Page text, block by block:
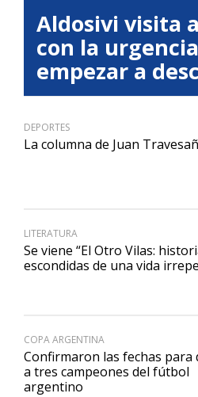
Aldosivi visita
con la
empezar a
DEPORTES
La columna de Juan
LITERATURA
Se viene “El Otro Vilas:
escondidas de una vida
COPA ARGENTINA
Confirmaron las fechas para
a tres campeones del fútbol
argentino